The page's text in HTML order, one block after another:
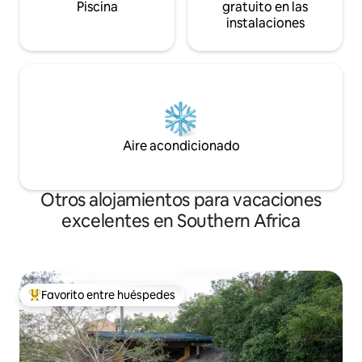
Piscina
gratuito en las
instalaciones
Aire acondicionado
Otros alojamientos para vacaciones
excelentes en Southern Africa
Favorito entre huéspedes preferido
Favorito entre huéspedes